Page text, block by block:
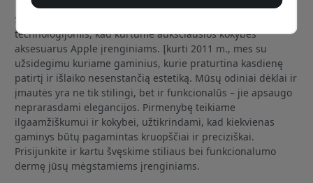
Sveiki atvykę į Mujjo, kur meistrystę deriname su
technologijomis, kad kurtume aukščiausios kokybės
aksesuarus Apple įrenginiams. Įkurti 2011 m., mes su
užsidegimu kuriame gaminius, kurie praturtina kasdienę
patirtį ir išlaiko nesenstančią estetiką. Mūsų odiniai dėklai ir
įmautės yra ne tik stilingi, bet ir funkcionalūs – jie apsaugo
neprarasdami elegancijos. Pirmenybę teikiame
ilgaamžiškumui ir kokybei, užtikrindami, kad kiekvienas
gaminys būtų pagamintas kruopščiai ir preciziškai.
Prisijunkite ir kartu švęskime stiliaus bei funkcionalumo
dermę jūsų mėgstamiems įrenginiams.